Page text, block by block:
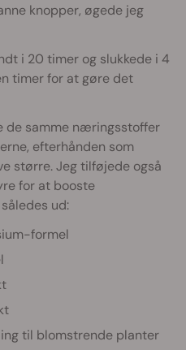
knopper, øgede jeg
i 20 timer og slukkede i 4
timer for at gøre det
de samme næringsstoffer
efterhånden som
større. Jeg tilføjede også
for at booste
ud:
formel
til blomstrende planter